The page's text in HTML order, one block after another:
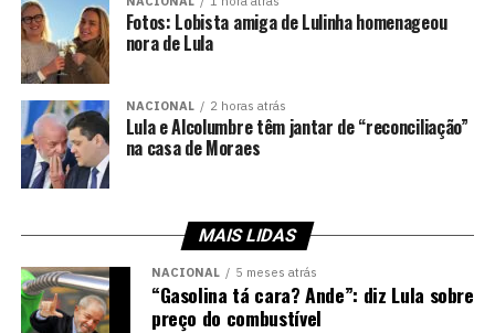
Fotos: Lobista amiga de Lulinha homenageou
nora de Lula
NACIONAL 2 horas atrás
Lula e Alcolumbre têm jantar de “reconciliação”
na casa de Moraes
MAIS LIDAS
NACIONAL 5 meses atrás
“Gasolina tá cara? Ande”: diz Lula sobre
preço do combustível